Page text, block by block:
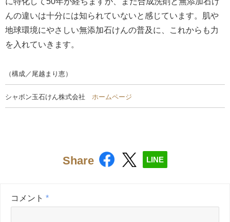
んの違いは十分には知られていないと感じています。肌や
地球環境にやさしい無添加石けんの普及に、これからも力
を入れていきます。
（構成／尾越まり恵）
シャボン玉石けん株式会社 ホームページ
Share LINE
コメント *